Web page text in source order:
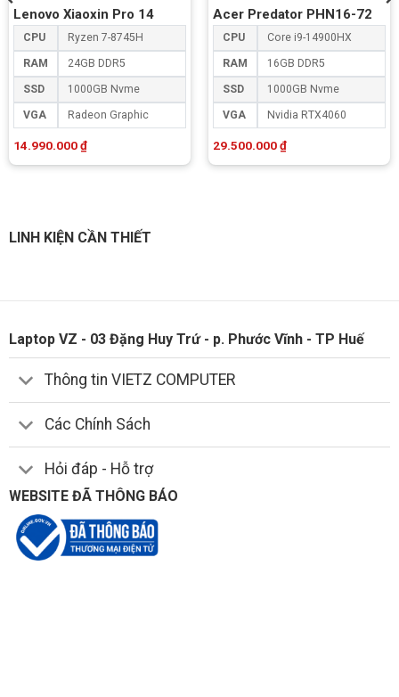
Lenovo Xiaoxin Pro 14
CPU Ryzen 7-8745H
RAM 24GB DDR5
SSD 1000GB Nvme
VGA Radeon Graphic
14.990.000₫
Acer Predator PHN16-72
CPU Core i9-14900HX
RAM 16GB DDR5
SSD 1000GB Nvme
VGA Nvidia RTX4060
29.500.000₫
LINH KIỆN CẦN THIẾT
Laptop VZ - 03 Đặng Huy Trứ - p. Phước Vĩnh - TP Huế
Thông tin VIETZ COMPUTER
Các Chính Sách
Hỏi đáp - Hỗ trợ
WEBSITE ĐÃ THÔNG BÁO